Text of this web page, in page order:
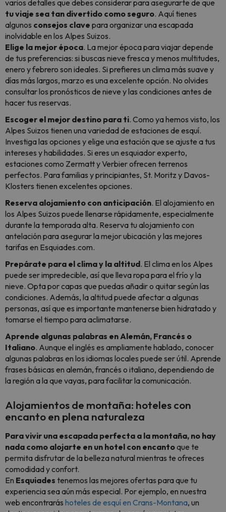
varios detalles que debes considerar para asegurarte de que
tu viaje sea tan divertido como seguro. Aquí tienes
algunos consejos clave para organizar una escapada
inolvidable en los Alpes Suizos.
Elige la mejor época. La mejor época para viajar depende
de tus preferencias: si buscas nieve fresca y menos multitudes,
enero y febrero son ideales. Si prefieres un clima más suave y
días más largos, marzo es una excelente opción. No olvides
consultar los pronósticos de nieve y las condiciones antes de
hacer tus reservas.
Escoger el mejor destino para ti. Como ya hemos visto, los
Alpes Suizos tienen una variedad de estaciones de esquí.
Investiga las opciones y elige una estación que se ajuste a tus
intereses y habilidades. Si eres un esquiador experto,
estaciones como Zermatt y Verbier ofrecen terrenos
perfectos. Para familias y principiantes, St. Moritz y Davos-
Klosters tienen excelentes opciones.
Reserva alojamiento con anticipación. El alojamiento en
los Alpes Suizos puede llenarse rápidamente, especialmente
durante la temporada alta. Reserva tu alojamiento con
antelación para asegurar la mejor ubicación y las mejores
tarifas en Esquiades.com.
Prepárate para el clima y la altitud. El clima en los Alpes
puede ser impredecible, así que lleva ropa para el frío y la
nieve. Opta por capas que puedas añadir o quitar según las
condiciones. Además, la altitud puede afectar a algunas
personas, así que es importante mantenerse bien hidratado y
tomarse el tiempo para aclimatarse.
Aprende algunas palabras en Alemán, Francés o
Italiano. Aunque el inglés es ampliamente hablado, conocer
algunas palabras en los idiomas locales puede ser útil. Aprende
frases básicas en alemán, francés o italiano, dependiendo de
la región a la que vayas, para facilitar la comunicación.
Alojamientos de montaña: hoteles con
encanto en plena naturaleza
Para vivir una escapada perfecta a la montaña, no hay
nada como alojarte en un hotel con encantoque te
permita disfrutar de la belleza natural mientras te ofreces
comodidad y confort.
En Esquiades tenemos las mejores ofertas para que tu
experiencia sea aún más especial. Por ejemplo, en nuestra
web encontrarás hoteles de esquí en Crans-Montana, un